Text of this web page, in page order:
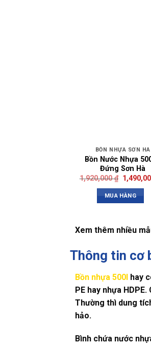
BỒN NHỰA SƠN HÀ
Bồn Nước Nhựa
Đứng Sơn Hà
1,920,000₫
MUA HÀNG
Xem thêm nhiều
Thông tin cơ
Bồn nhựa 500l hay
PE hay nhựa
Thường thì dung
hảo.
Bình chứa nước